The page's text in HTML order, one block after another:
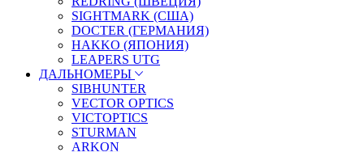
SIGHTMARK (США)
DOCTER (ГЕРМАНИЯ)
HAKKO (ЯПОНИЯ)
LEAPERS UTG
ДАЛЬНОМЕРЫ
SIBHUNTER
VECTOR OPTICS
VICTOPTICS
STURMAN
ARKON